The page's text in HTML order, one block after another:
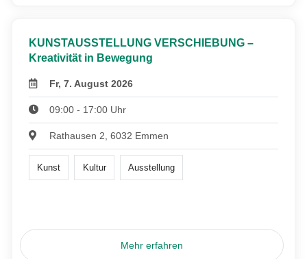
KUNSTAUSSTELLUNG VERSCHIEBUNG –
Kreativität in Bewegung
Fr, 7. August 2026
09:00 - 17:00 Uhr
Rathausen 2, 6032 Emmen
Kunst Kultur Ausstellung
Mehr erfahren